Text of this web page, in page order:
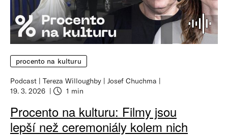
procento na kulturu
Podcast Tereza Willoughby
Josef Chuchma
19. 3. 2026
1 min
Procento na kulturu: Filmy jsou
lepší než ceremoniály kolem nich